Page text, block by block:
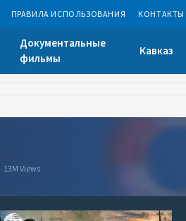
ПРАВИЛА ИСПОЛЬЗОВАНИЯ КОНТАКТЫ
Документальные
фильмы
Кавказ
13M Views